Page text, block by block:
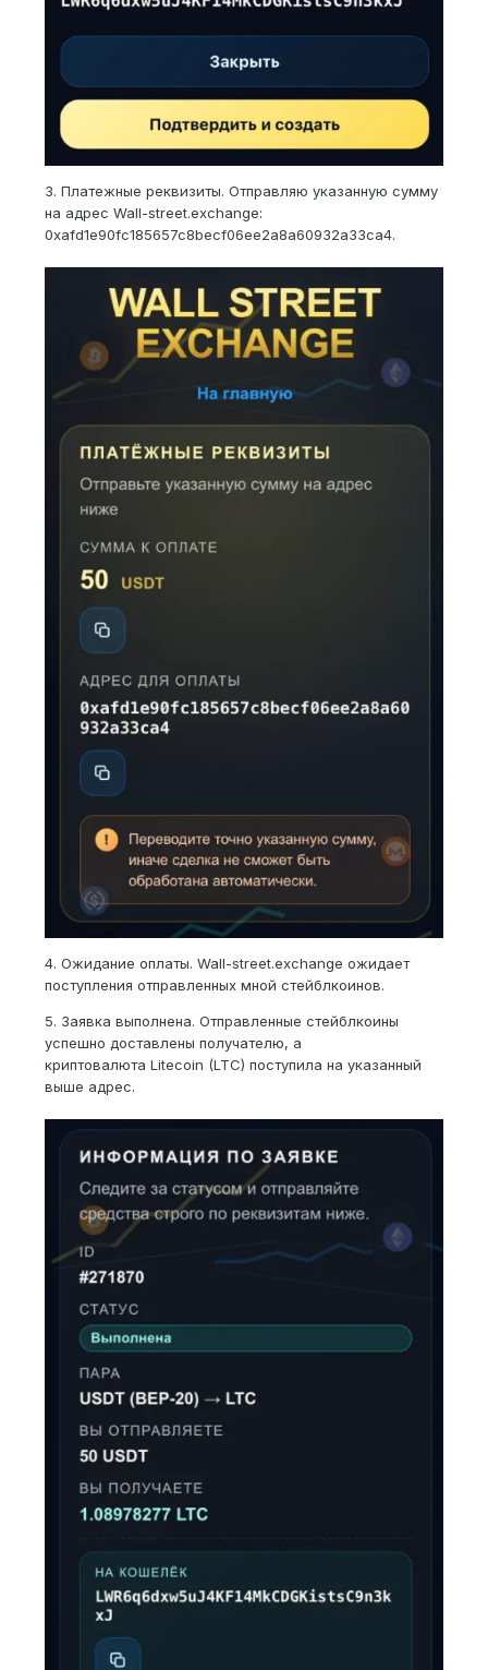
3. Платежные реквизиты. Отправляю указанную сумму
на адрес Wall-street.exchange:
0xafd1e90fc185657c8becf06ee2a8a60932a33ca4.
4. Ожидание оплаты. Wall-street.exchange ожидает
поступления отправленных мной стейблкоинов.
5. Заявка выполнена. Отправленные стейблкоины
успешно доставлены получателю, а
криптовалюта Litecoin (LTC) поступила на указанный
выше адрес.